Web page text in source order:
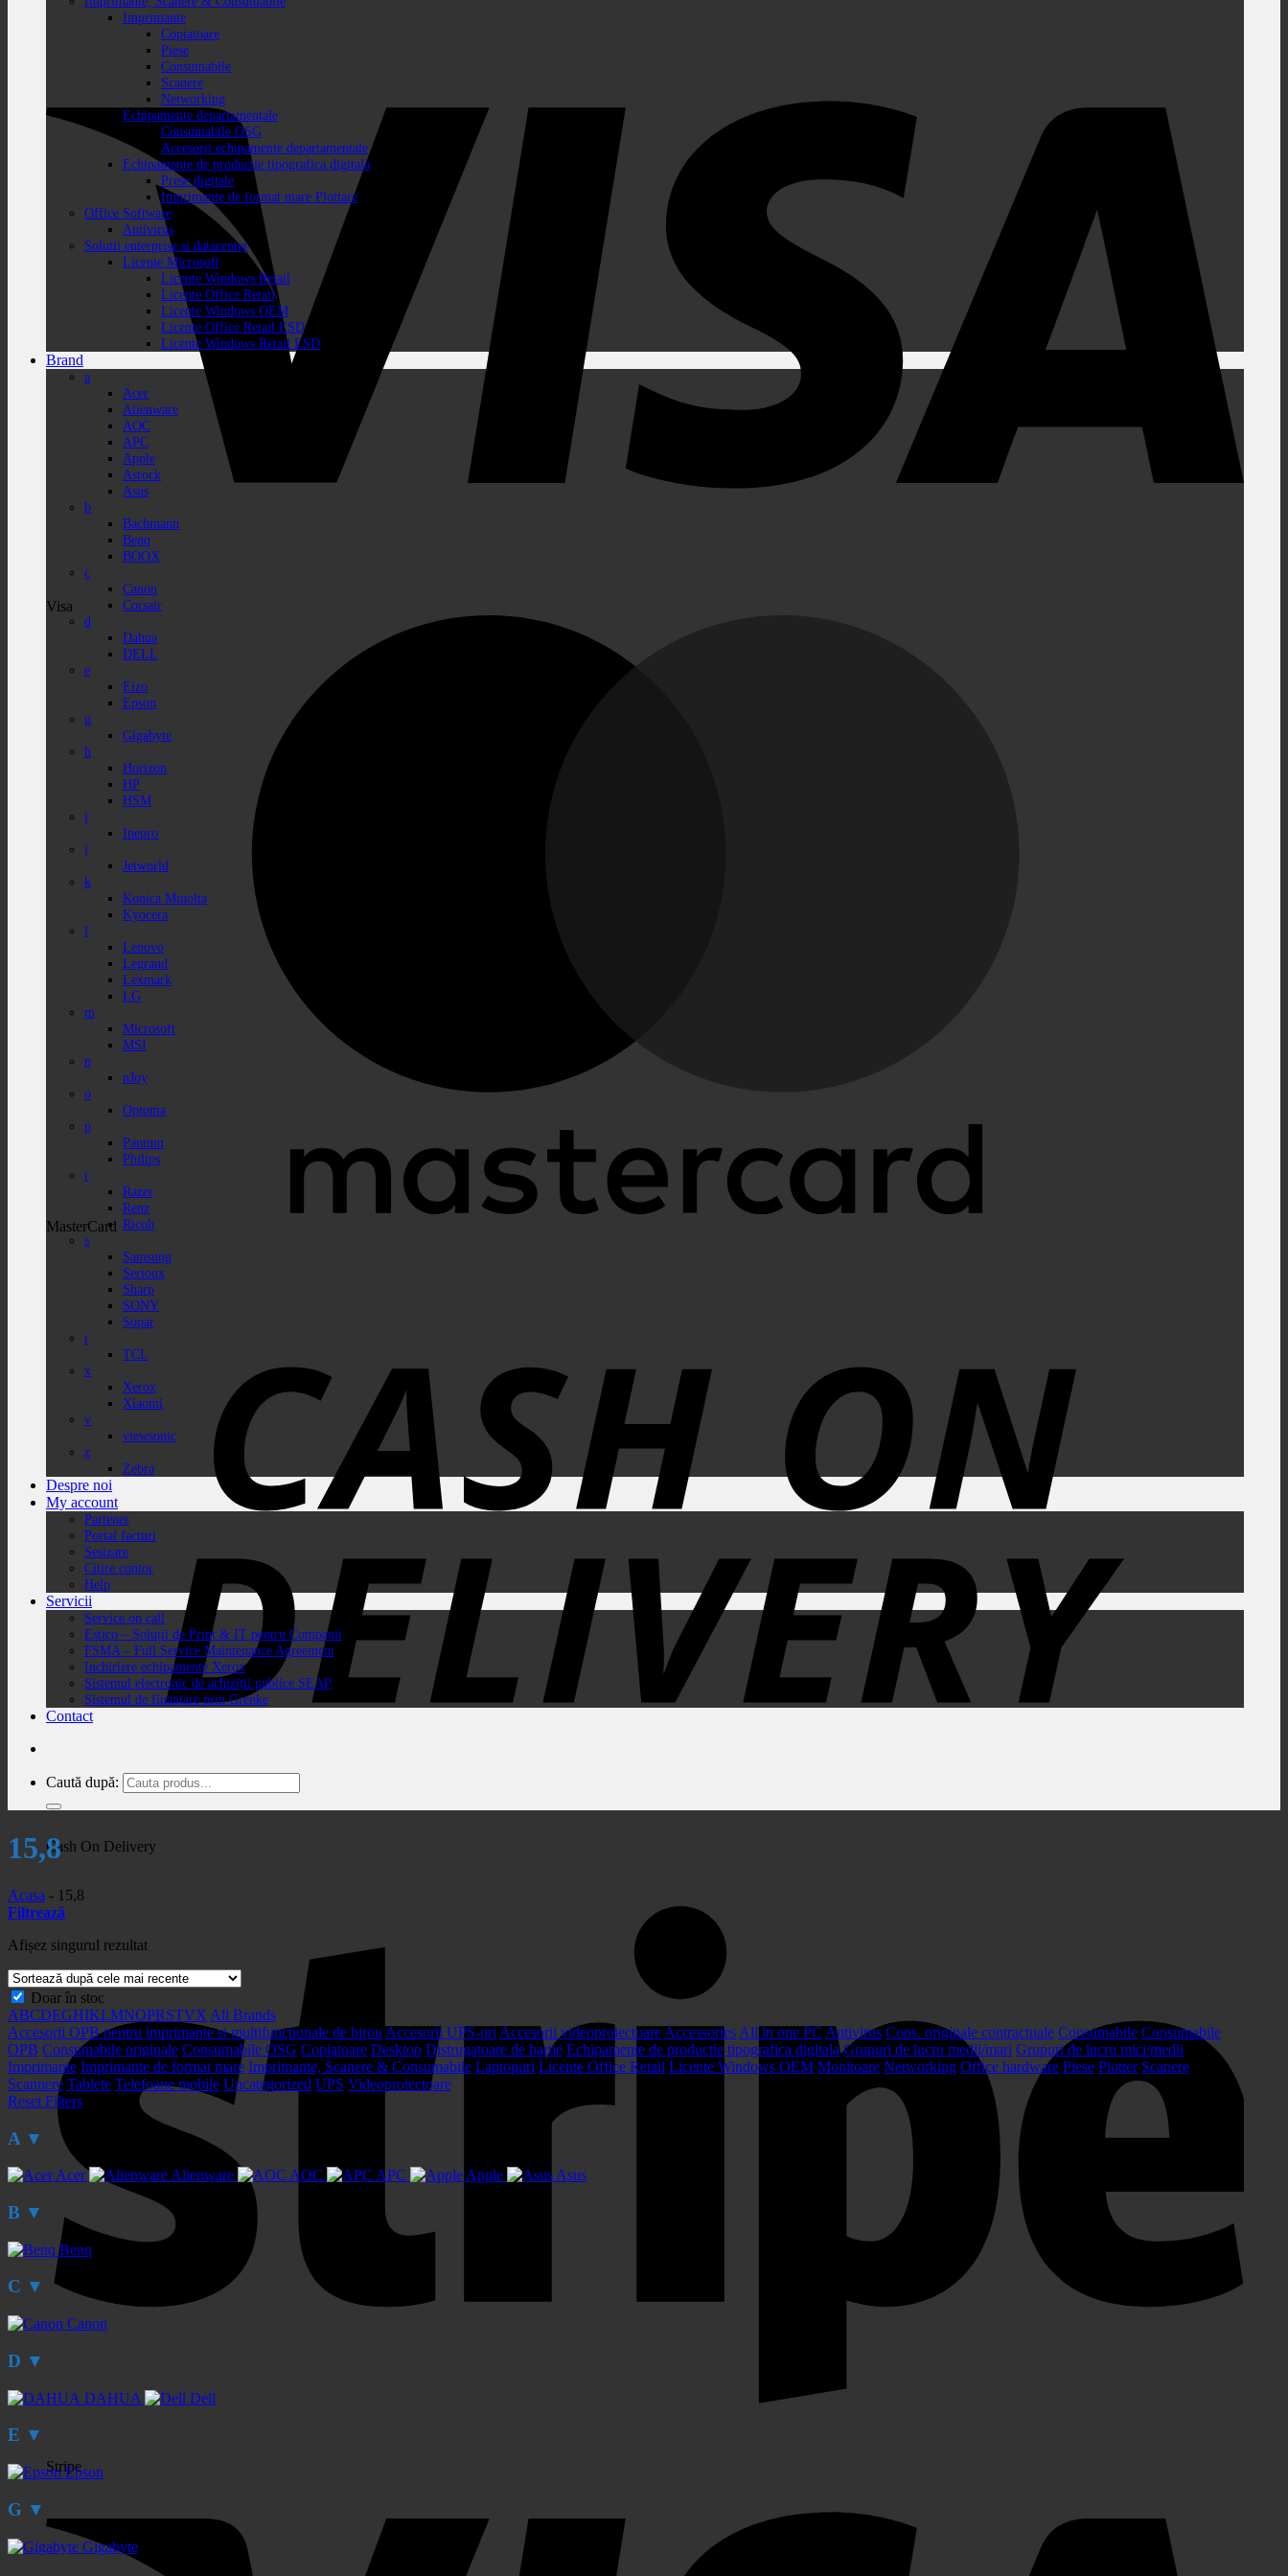
Visa
MasterCard
Cash On Delivery
Stripe
Imprimante
Copiatoare
Piese
Consumabile
Scanere
Networking
Echipamente departamentale
Consumabile OSG
Accesorii echipamente departamentale
Echipamente de productie tipografica digitala
Prese digitale
Imprimante de format mare Plottare
Office Software
Antivirus
Solutii enterprise si datacenter
Licente Microsoft
Licente Windows Retail
Licente Office Retail
Licente Windows OEM
Licente Office Retail ESD
Licente Windows Retail ESD
Brand
a
Acer
Alienware
AOC
APC
Apple
Asrock
Asus
b
Bachmann
Benq
BOOX
c
Canon
Corsair
d
Dahua
DELL
e
Eizo
Epson
g
Gigabyte
h
Horizon
HP
HSM
i
Inepro
j
Jetworld
k
Konica Minolta
Kyocera
l
Lenovo
Legrand
Lexmark
LG
m
Microsoft
MSI
n
nJoy
o
Optoma
p
Pantum
Philips
r
Razer
Renz
Ricoh
s
Samsung
Serioux
Sharp
SONY
Sopar
t
TCL
x
Xerox
Xiaomi
v
viewsonic
z
Zebra
Despre noi
My account
Partener
Portal facturi
Sesizare
Citire contor
Help
Servicii
Service on call
Estico – Soluții de Print & IT pentru Companii
FSMA – Full Service Maintenance Agreement
Inchiriere echipamente Xerox
Sistemul electronic de achiziții publice SEAP
Sistemul de finanțare prin Grenke
Contact
Caută după:
15,8
Acasa - 15,8
Filtrează
Afișez singurul rezultat
Doar în stoc
ABCDEGHIKLMNOPRSTVX All Brands
Accesorii OPB pentru imprimante si multifunctionale de birou Accesorii UPS-uri Accesorii videoproiectoare Accessories All in one PC Antivirus Cons. originale contractuale Consumabile Consumabile
OPB Consumabile originale Consumabile OSG Copiatoare Desktop Distrugatoare de hartie Echipamente de productie tipografica digitala Grupuri de lucru medii/mari Grupuri de lucru mici/medii
Imprimante Imprimante de format mare Imprimante, Scanere & Consumabile Laptopuri Licente Office Retail Licente Windows OEM Monitoare Networking Office hardware Piese Plotter Scanere
Scannere Tablete Telefoane mobile Uncategorized UPS Videoproiectoare
Reset Filters
A ▼
Acer Alienware AOC APC Apple Asus
B ▼
Benq
C ▼
Canon
D ▼
DAHUA Dell
E ▼
Epson
G ▼
Gigabyte